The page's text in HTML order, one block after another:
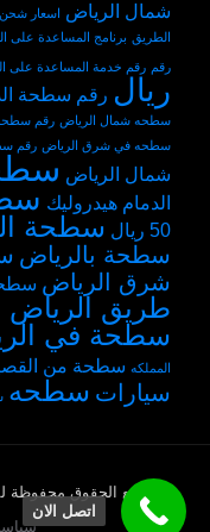
شمال الرياض اسعار
الطريق برنامج المساعدة على
رقم رقم خدمة المساعدة على
ريال رقم سطحة
سطحه شمال الرياض رقم
سطحه في شرق الرياض رقم
شمال الرياض
الدمام هيدروليك
50 ريال
سطحة
سطحة بالرياض
شرق الرياض
طريق الرياض
سطحة في
المملكه سطحة من
سيارات سطحه
© جميع الحقوق محفوظة لموقع
اتصل الان